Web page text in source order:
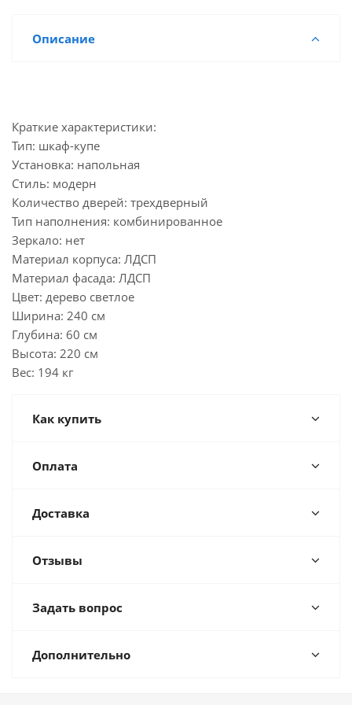
Описание
Краткие характеристики:
Тип: шкаф-купе
Установка: напольная
Стиль: модерн
Количество дверей: трехдверный
Тип наполнения: комбинированное
Зеркало: нет
Материал корпуса: ЛДСП
Материал фасада: ЛДСП
Цвет: дерево светлое
Ширина: 240 см
Глубина: 60 см
Высота: 220 см
Вес: 194 кг
Как купить
Оплата
Доставка
Отзывы
Задать вопрос
Дополнительно